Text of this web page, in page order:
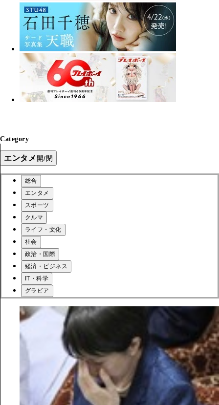
Category
エンタメ開/閉
総合
エンタメ
スポーツ
クルマ
ライフ・文化
社会
政治・国際
経済・ビジネス
IT・科学
グラビア